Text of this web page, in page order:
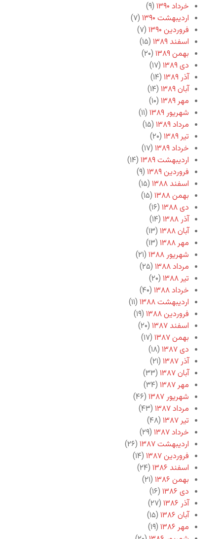
خرداد ۱۳۹۰
(۹)
اردیبهشت ۱۳۹۰
(۷)
فروردین ۱۳۹۰
(۷)
اسفند ۱۳۸۹
(۱۵)
بهمن ۱۳۸۹
(۲۰)
دی ۱۳۸۹
(۱۷)
آذر ۱۳۸۹
(۱۴)
آبان ۱۳۸۹
(۱۴)
مهر ۱۳۸۹
(۱۰)
شهریور ۱۳۸۹
(۱۱)
مرداد ۱۳۸۹
(۱۵)
تیر ۱۳۸۹
(۲۰)
خرداد ۱۳۸۹
(۱۷)
اردیبهشت ۱۳۸۹
(۱۴)
فروردین ۱۳۸۹
(۹)
اسفند ۱۳۸۸
(۱۵)
بهمن ۱۳۸۸
(۱۵)
دی ۱۳۸۸
(۱۶)
آذر ۱۳۸۸
(۱۴)
آبان ۱۳۸۸
(۱۳)
مهر ۱۳۸۸
(۱۳)
شهریور ۱۳۸۸
(۲۱)
مرداد ۱۳۸۸
(۲۵)
تیر ۱۳۸۸
(۲۰)
خرداد ۱۳۸۸
(۴۰)
اردیبهشت ۱۳۸۸
(۱۱)
فروردین ۱۳۸۸
(۱۹)
اسفند ۱۳۸۷
(۲۰)
بهمن ۱۳۸۷
(۱۷)
دی ۱۳۸۷
(۱۸)
آذر ۱۳۸۷
(۲۱)
آبان ۱۳۸۷
(۳۳)
مهر ۱۳۸۷
(۳۴)
شهریور ۱۳۸۷
(۴۶)
مرداد ۱۳۸۷
(۴۳)
تیر ۱۳۸۷
(۴۸)
خرداد ۱۳۸۷
(۲۹)
اردیبهشت ۱۳۸۷
(۲۶)
فروردین ۱۳۸۷
(۱۴)
اسفند ۱۳۸۶
(۲۴)
بهمن ۱۳۸۶
(۲۱)
دی ۱۳۸۶
(۱۶)
آذر ۱۳۸۶
(۲۷)
آبان ۱۳۸۶
(۱۵)
مهر ۱۳۸۶
(۱۹)